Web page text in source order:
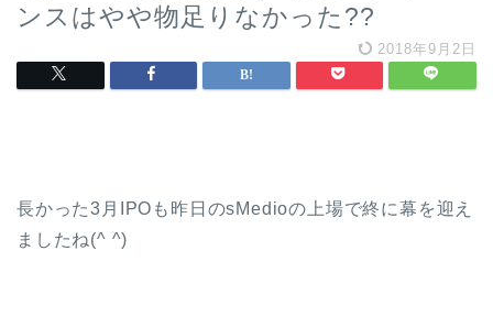
ンスはやや物足りなかった??
2018年9月2日
長かった3月IPOも昨日のsMedioの上場で終に幕を迎え
ましたね(^ ^)